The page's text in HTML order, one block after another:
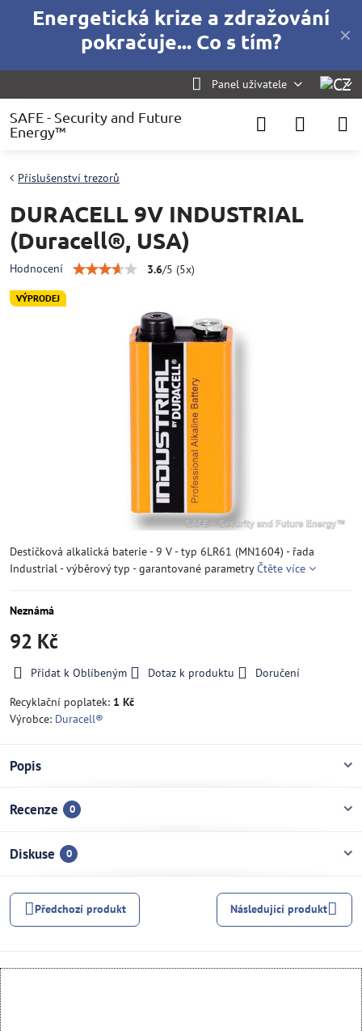
✕
Energetická krize a zdražování
pokračuje... Co s tím?
Panel uživatele
SAFE - Security and Future
Energy™
VÝPRODEJ
Příslušenství trezorů
DURACELL 9V INDUSTRIAL
(Duracell®, USA)
Hodnocení 3.6/5 (5x)
Destičková alkalická baterie - 9 V - typ 6LR61 (MN1604) - řada
Industrial - výběrový typ - garantované parametryČtěte více
Neznámá
92 Kč
Přidat k Oblíbeným Dotaz k produktu
Doručení
Recyklační poplatek: 1 Kč
Výrobce: Duracell®
Popis
Recenze 0
Diskuse 0
Předchozí produkt Následující produkt